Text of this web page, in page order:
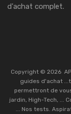
d'achat complet.
Copyright © 2026
guides d'achat
permettront de
jardin, High-Tech, ...
... Nos tests.